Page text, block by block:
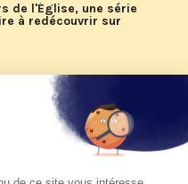
de l'Église, une série
à redécouvrir sur
d'été 2026 de KTO
du pape Léon